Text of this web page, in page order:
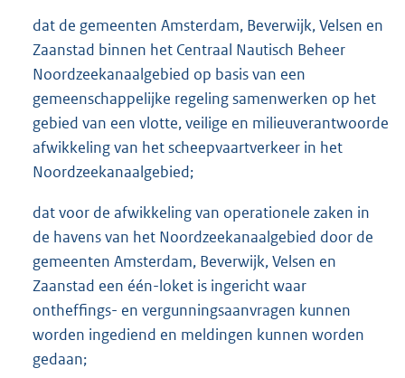
dat de gemeenten Amsterdam, Beverwijk, Velsen en
Zaanstad binnen het Centraal Nautisch Beheer
Noordzeekanaalgebied op basis van een
gemeenschappelijke regeling samenwerken op het
gebied van een vlotte, veilige en milieuverantwoorde
afwikkeling van het scheepvaartverkeer in het
Noordzeekanaalgebied;
dat voor de afwikkeling van operationele zaken in
de havens van het Noordzeekanaalgebied door de
gemeenten Amsterdam, Beverwijk, Velsen en
Zaanstad een één-loket is ingericht waar
ontheffings- en vergunningsaanvragen kunnen
worden ingediend en meldingen kunnen worden
gedaan;